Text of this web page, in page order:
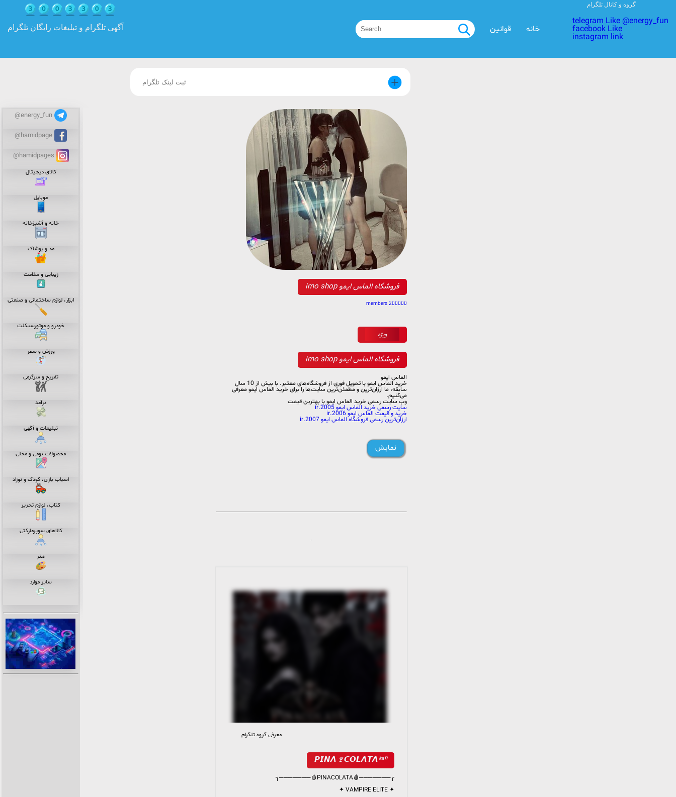
آگهی تلگرام و تبلیغات رایگان تلگرام
گروه و کانال تلگرام
قوانین خانه
telegram Like @energy_fun
facebook Like
instagram link
@energy_fun
@hamidpage
@hamidpages
کالای دیجیتال
موبایل
خانه و آشپزخانه
مد و پوشاک
زیبایی و سلامت
ابزار، لوازم ساختمانی و صنعتی
خودرو و موتورسیکلت
ورزش و سفر
تفریح و سرگرمی
درآمد
تبلیعات و آگهی
محصولات بومی و محلی
اسباب بازی، کودک و نوزاد
کتاب، لوازم تحریر
کالاهای سوپرمارکتی
هنر
سایر موارد
فروشگاه الماس ایمو imo shop
200000 members
ویژه
فروشگاه الماس ایمو imo shop
الماس ایمو
خرید الماس ایمو با تحویل فوری از فروشگاه‌های معتبر. با بیش از 10 سال
سابقه، ما ارزان‌ترین و مطمئن‌ترین سایت‌ها را برای خرید الماس ایمو معرفی
می‌کنیم.
وب سایت رسمی خرید الماس ایمو با بهترین قیمت
سایت رسمی خرید الماس ایمو 2005.ir
خرید و قیمت الماس ایمو 2006.ir
ارزان‌ترین رسمی فروشگاه الماس ایمو 2007.ir
نمایش
1 145 members, 289 online
معرفی گروه تلگرام
𝙋𝙄𝙉𝘼🍷𝘾𝙊𝙇𝘼𝙏𝘼ⁱʳᵃⁿ
╭───────🩸PINACOLATA🩸───────╮
✦ VAMPIRE ELITE ✦